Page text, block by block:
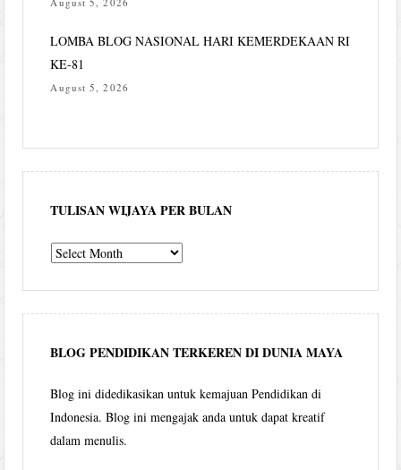
LOMBA BLOG NASIONAL HARI KEMERDEKAAN RI
KE-81
August 5, 2026
TULISAN WIJAYA PER BULAN
Tulisan
per
bulan
BLOG PENDIDIKAN TERKEREN DI DUNIA MAYA
Blog ini didedikasikan untuk kemajuan Pendidikan di
Indonesia. Blog ini mengajak anda untuk dapat kreatif
dalam menulis.